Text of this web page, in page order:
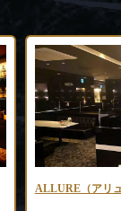
ALLURE（アリュ